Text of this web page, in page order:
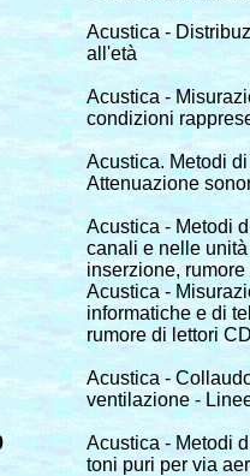
Acustica -
all'età
Acustica -
condizioni
Acustica. Metodi
Attenuazione
Acustica - Metodi
canali e nelle
inserzione,
Acustica -
informatiche e di
rumore di lettori
Acustica -
ventilazione -
Acustica - Metodi
toni puri per via